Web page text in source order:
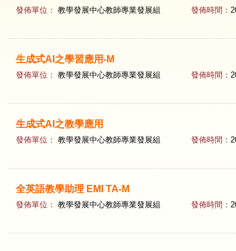
發佈單位： 教學發展中心教師專業發展組 發佈時間：
生成式AI之學習應用-M
發佈單位： 教學發展中心教師專業發展組 發佈時間：
生成式AI之教學應用
發佈單位： 教學發展中心教師專業發展組 發佈時間：
全英語教學助理 EMI TA-M
發佈單位： 教學發展中心教師專業發展組 發佈時間：